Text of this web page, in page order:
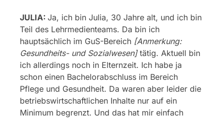
JULIA: Ja, ich bin Julia, 30 Jahre alt, und ich bin
Teil des Lehrmedienteams. Da bin ich
hauptsächlich im GuS-Bereich [Anmerkung:
Gesundheits- und Sozialwesen]tätig. Aktuell bin
ich allerdings noch in Elternzeit. Ich habe ja
schon einen Bachelorabschluss im Bereich
Pflege und Gesundheit. Da waren aber leider die
betriebswirtschaftlichen Inhalte nur auf ein
Minimum begrenzt. Und das hat mir einfach